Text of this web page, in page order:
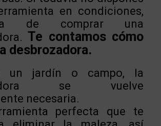
en condiciones,
de comprar una
Te contamos cómo
desbrozadora.
un jardín o campo, la
se vuelve
necesaria.
perfecta que te